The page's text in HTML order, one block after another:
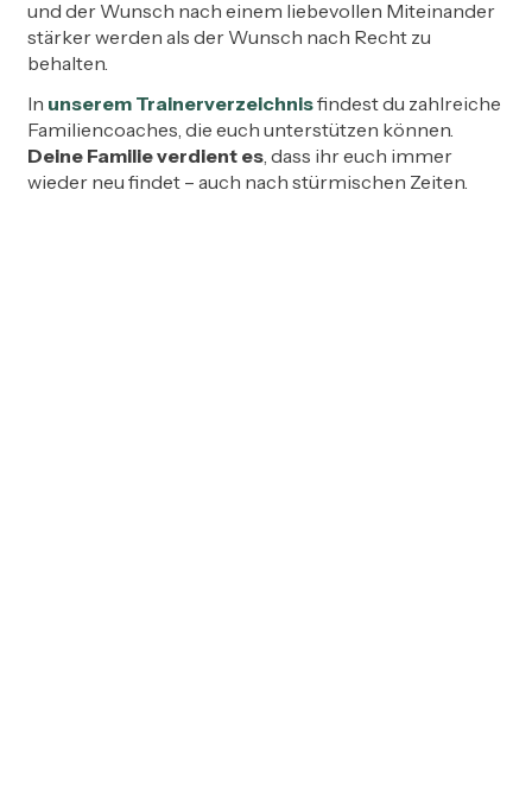
und der Wunsch nach einem liebevollen Miteinander
stärker werden als der Wunsch nach Recht zu
behalten.
In unserem Trainerverzeichnisfindest du zahlreiche
Familiencoaches, die euch unterstützen können.
Deine Familie verdient es, dass ihr euch immer
wieder neu findet – auch nach stürmischen Zeiten.